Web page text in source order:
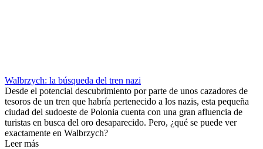
Walbrzych: la búsqueda del tren nazi
Desde el potencial descubrimiento por parte de unos cazadores de
tesoros de un tren que habría pertenecido a los nazis, esta pequeña
ciudad del sudoeste de Polonia cuenta con una gran afluencia de
turistas en busca del oro desaparecido. Pero, ¿qué se puede ver
exactamente en Walbrzych?
Leer más